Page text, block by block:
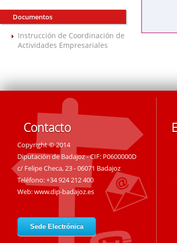
Documentos
Instrucción de Coordinación de
Actividades Empresariales
Contacto
Copyright © 2014
Diputación de Badajoz - CIF: P0600000D
c/ Felipe Checa, 23 - 06071 Badajoz
Teléfono: +34 924 212 400
Web:www.dip-badajoz.es
Sede Electrónica